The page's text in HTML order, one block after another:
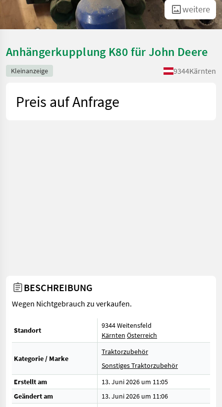
weitere
Anhängerkupplung K80 für John Deere
Kleinanzeige 9344Kärnten
Preis auf Anfrage
BESCHREIBUNG
Wegen Nichtgebrauch zu verkaufen.
Standort
9344 Weitensfeld
Kärnten Österreich
Kategorie / Marke
Traktorzubehör
Sonstiges Traktorzubehör
Erstellt am
13. Juni 2026 um 11:05
Geändert am
13. Juni 2026 um 11:06